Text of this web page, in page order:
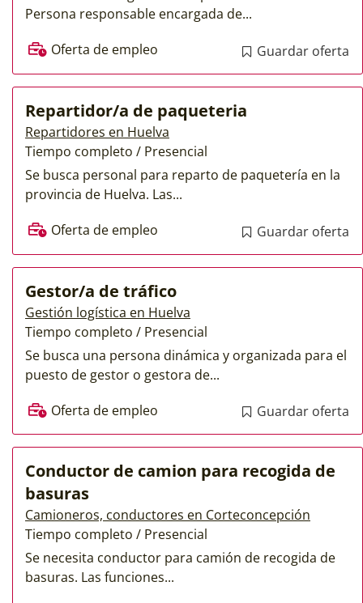
Persona responsable encargada de...
Oferta de empleo
Guardar oferta
Repartidor/a de paqueteria
Repartidores en Huelva
Tiempo completo / Presencial
Se busca personal para reparto de paquetería en la
provincia de Huelva. Las...
Oferta de empleo
Guardar oferta
Gestor/a de tráfico
Gestión logística en Huelva
Tiempo completo / Presencial
Se busca una persona dinámica y organizada para el
puesto de gestor o gestora de...
Oferta de empleo
Guardar oferta
Conductor de camion para recogida de
basuras
Camioneros, conductores en Corteconcepción
Tiempo completo / Presencial
Se necesita conductor para camión de recogida de
basuras. Las funciones...